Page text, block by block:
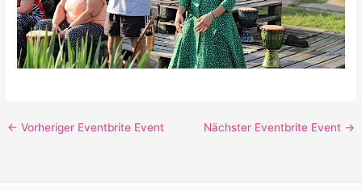
← Vorheriger Eventbrite Event Nächster Eventbrite Event →